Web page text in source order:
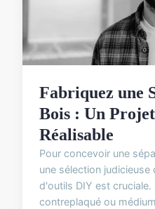
Fabriquez une
Bois : Un
Réalisable
Pour concevoir une
une sélection
d'outils DIY est
contreplaqué ou